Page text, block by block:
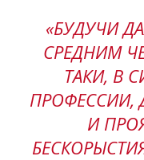
«БУДУЧИ
СРЕДНИМ
ТАКИ, В
ПРОФЕССИИ,
И